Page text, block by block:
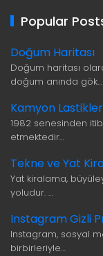
Popular
Doğum Haritası
Doğum haritası
doğum anında gök…
Kamyon
1982 senesinden
etmektedir…
Tekne ve Yat
Yat kiralama,
yoludur. …
Instagram Gizli
Instagram, sosyal
birbirleriyle…